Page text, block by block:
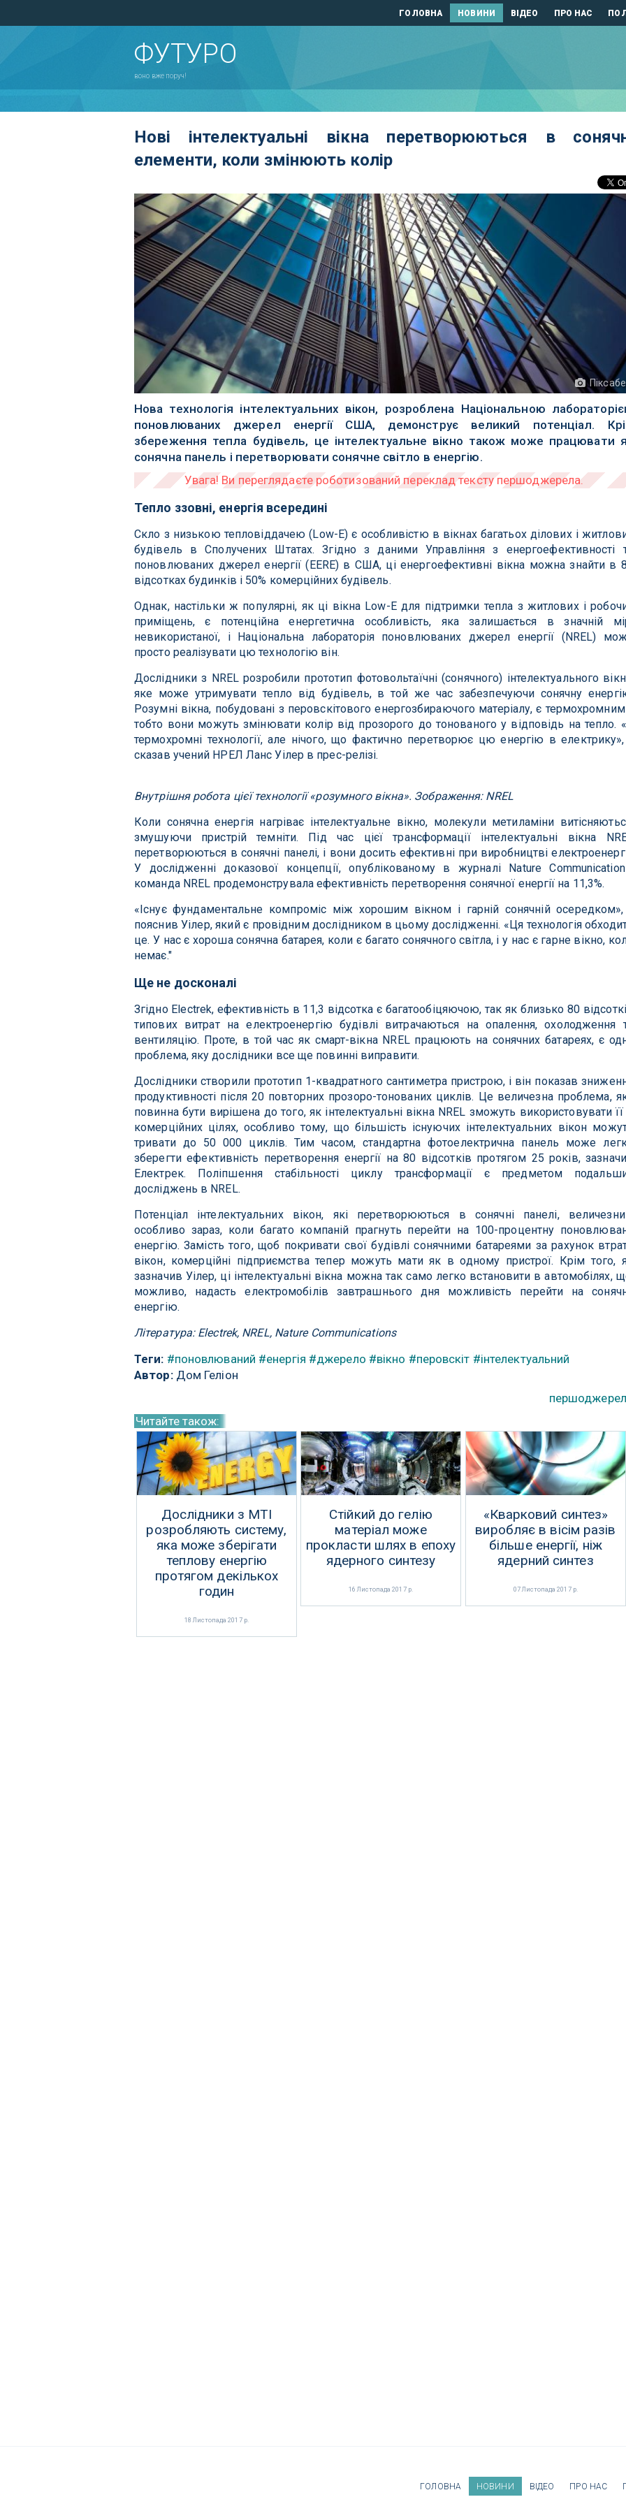
ГОЛОВНА НОВИНИ ВІДЕО ПРО НАС
ФУТУРО
воно вже поруч!
Нові інтелектуальні вікна перетворюються в
елементи, коли змінюють колір
Нова технологія інтелектуальних вікон, розроблена Національною
поновлюваних джерел енергії США, демонструє великий потенціал.
збереження тепла будівель, це інтелектуальне вікно також може працювати
сонячна панель і перетворювати сонячне світло в енергію.
Тепло ззовні, енергія всередині
Скло з низькою тепловіддачею (Low-E) є особливістю в вікнах багатьох ділових і
будівель в Сполучених Штатах. Згідно з даними Управління з енергоефективності
поновлюваних джерел енергії (EERE) в США, ці енергоефективні вікна можна знайти в
відсотках будинків і 50% комерційних будівель.
Однак, настільки ж популярні, як ці вікна Low-E для підтримки тепла з житлових і
приміщень, є потенційна енергетична особливість, яка залишається в значній
невикористаної, і Національна лабораторія поновлюваних джерел енергії (NREL)
просто реалізувати цю технологію він.
Дослідники з NREL розробили прототип фотовольтаїчні (сонячного) інтелектуального
яке може утримувати тепло від будівель, в той же час забезпечуючи сонячну
Розумні вікна, побудовані з перовскітового енергозбираючого матеріалу, є
тобто вони можуть змінювати колір від прозорого до тонованого у відповідь на тепло.
термохромні технології, але нічого, що фактично перетворює цю енергію в
сказав учений НРЕЛ Ланс Уілер в прес-релізі.
Внутрішня робота цієї технології «розумного вікна». Зображення: NREL
Коли сонячна енергія нагріває інтелектуальне вікно, молекули метиламіни
змушуючи пристрій темніти. Під час цієї трансформації інтелектуальні вікна
перетворюються в сонячні панелі, і вони досить ефективні при виробництві
У дослідженні доказової концепції, опублікованому в журналі Nature
команда NREL продемонструвала ефективність перетворення сонячної енергії на 11,3%.
«Існує фундаментальне компроміс між хорошим вікном і гарній сонячній
пояснив Уілер, який є провідним дослідником в цьому дослідженні. «Ця технологія
це. У нас є хороша сонячна батарея, коли є багато сонячного світла, і у нас є гарне вікно,
немає."
Ще не досконалі
Згідно Electrek, ефективність в 11,3 відсотка є багатообіцяючою, так як близько 80
типових витрат на електроенергію будівлі витрачаються на опалення, охолодження
вентиляцію. Проте, в той час як смарт-вікна NREL працюють на сонячних батареях, є
проблема, яку дослідники все ще повинні виправити.
Дослідники створили прототип 1-квадратного сантиметра пристрою, і він показав
продуктивності після 20 повторних прозоро-тонованих циклів. Це величезна проблема,
повинна бути вирішена до того, як інтелектуальні вікна NREL зможуть використовувати
комерційних цілях, особливо тому, що більшість існуючих інтелектуальних вікон
тривати до 50 000 циклів. Тим часом, стандартна фотоелектрична панель може
зберегти ефективність перетворення енергії на 80 відсотків протягом 25 років,
Електрек. Поліпшення стабільності циклу трансформації є предметом
досліджень в NREL.
Потенціал інтелектуальних вікон, які перетворюються в сонячні панелі,
особливо зараз, коли багато компаній прагнуть перейти на 100-процентну
енергію. Замість того, щоб покривати свої будівлі сонячними батареями за рахунок
вікон, комерційні підприємства тепер можуть мати як в одному пристрої. Крім того,
зазначив Уілер, ці інтелектуальні вікна можна так само легко встановити в автомобілях,
можливо, надасть електромобілів завтрашнього дня можливість перейти на
енергію.
Література: Electrek, NREL, Nature Communications
Теги: #поновлюваний #енергія #джерело #вікно #перовскіт #інтелектуальний
Автор:Дом Геліон
Читайте також:
Дослідники з МТІ
розробляють систему,
яка може зберігати
теплову енергію
протягом декількох
годин
18 Листопада 2017 р.
Стійкий до гелію
матеріал може
прокласти шлях в епоху
ядерного синтезу
16 Листопада 2017 р.
«Кварковий синтез»
виробляє в вісім разів
більше енергії, ніж
ядерний синтез
07 Листопада 2017 р.
ГОЛОВНА НОВИНИ ВІДЕО ПРО НАС